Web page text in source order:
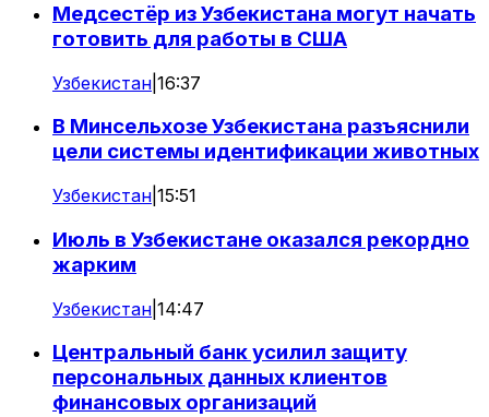
Медсестёр из Узбекистана могут начать
готовить для работы в США
Узбекистан 16:37
В Минсельхозе Узбекистана разъяснили
цели системы идентификации животных
Узбекистан 15:51
Июль в Узбекистане оказался рекордно
жарким
Узбекистан 14:47
Центральный банк усилил защиту
персональных данных клиентов
финансовых организаций